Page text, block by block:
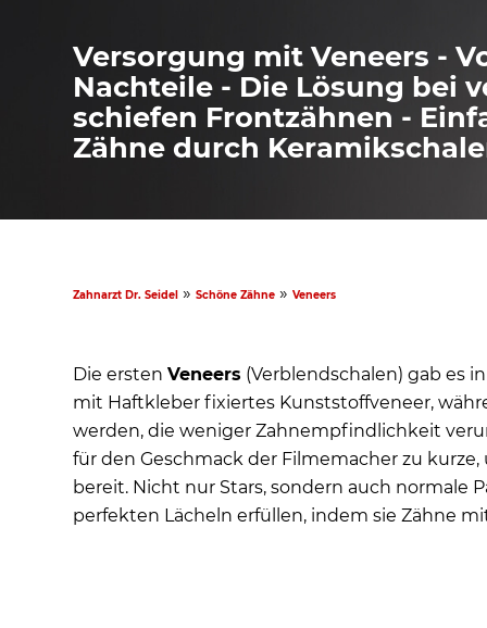
Zahnarzt Dr. Seidel »Schöne Zähne »Veneers
Versorgung mit Veneers -
Nachteile - Die Lösung bei
schiefen Frontzähnen -
Zähne durch
Die erstenVeneers (Verblendschalen) gab es
mit Haftkleber fixiertes Kunststoffveneer,
werden, die weniger Zahnempfindlichkeit
für den Geschmack der Filmemacher zu
bereit. Nicht nur Stars, sondern auch
perfekten Lächeln erfüllen, indem sie Zähne